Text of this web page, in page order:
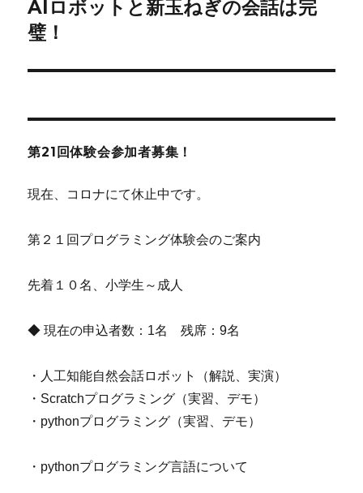
ー
シ
ン
次
の
稿:
AIロボットと新玉ねぎの会話は完
璧！
第21回体験会参加者募集！
現在、コロナにて休止中です。
第２１回プログラミング体験会のご案内
先着１０名、小学生～成人
◆ 現在の申込者数：1名 残席：9名
・人工知能自然会話ロボット（解説、実演）
・Scratchプログラミング（実習、デモ）
・pythonプログラミング（実習、デモ）
・pythonプログラミング言語について